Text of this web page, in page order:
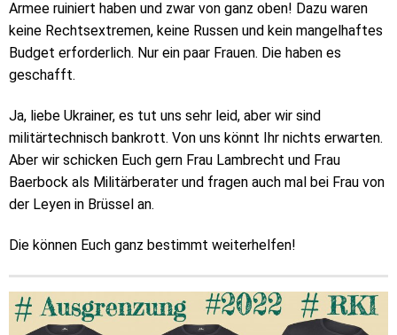
Armee ruiniert haben und zwar von ganz oben! Dazu waren
keine Rechtsextremen, keine Russen und kein mangelhaftes
Budget erforderlich. Nur ein paar Frauen. Die haben es
geschafft.
Ja, liebe Ukrainer, es tut uns sehr leid, aber wir sind
militärtechnisch bankrott. Von uns könnt Ihr nichts erwarten.
Aber wir schicken Euch gern Frau Lambrecht und Frau
Baerbock als Militärberater und fragen auch mal bei Frau von
der Leyen in Brüssel an.
Die können Euch ganz bestimmt weiterhelfen!